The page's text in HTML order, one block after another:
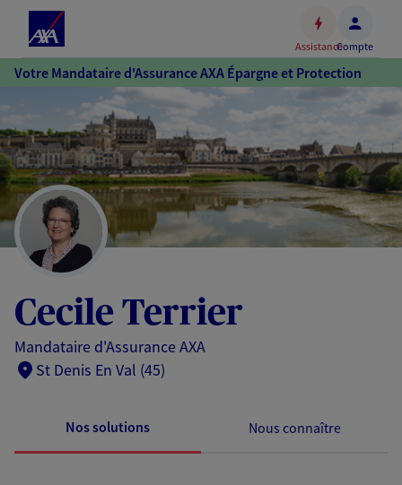
Accéder
au
contenu
principal
Accéder
au
pied
de
AssistanceCompte
Votre Mandataire d'Assurance AXA Épargne et Protection
Cecile Terrier
Mandataire d'Assurance AXA
St Denis En Val (45)
Nos solutions Nous connaître